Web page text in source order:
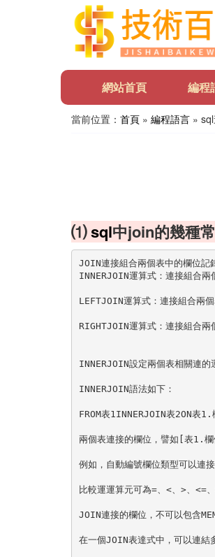
網站首頁 編程
當前位置： 首頁 » 編程語言 »
⑴sql中join的幾種
JOIN連接組合兩個表中的欄位記
INNERJOIN運算式：連接組合兩
LEFTJOIN運算式：連接組合兩
RIGHTJOIN運算式：連接組合兩
INNERJOIN設定兩個表相關連的
INNERJOIN語法如下：
FROM表1INNERJOIN表2ON表
兩個表連接的欄位，譬如[表1.欄
例如，自動編號欄位類型可以連
比較運運算元可為=、<、>、<=、
JOIN連接的欄位，不可以包含
在一個JOIN表達式中，可以連結